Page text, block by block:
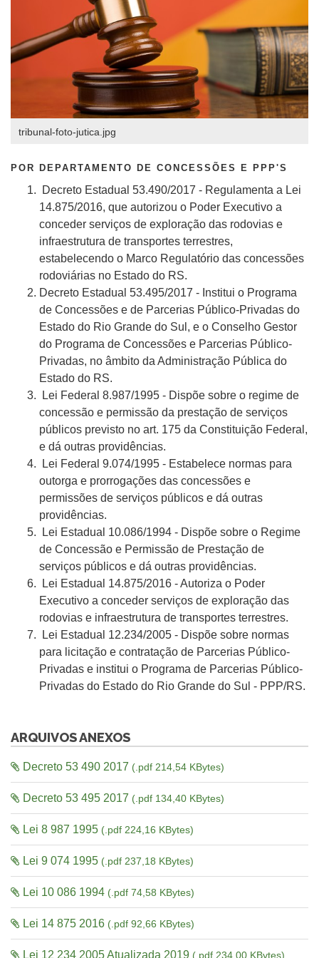
tribunal-foto-jutica.jpg
POR DEPARTAMENTO DE CONCESSÕES E PPP'S
Decreto Estadual 53.490/2017 - Regulamenta a Lei
14.875/2016, que autorizou o Poder Executivo a
conceder serviços de exploração das rodovias e
infraestrutura de transportes terrestres,
estabelecendo o Marco Regulatório das concessões
rodoviárias no Estado do RS.
Decreto Estadual 53.495/2017 - Institui o Programa
de Concessões e de Parcerias Público-Privadas do
Estado do Rio Grande do Sul, e o Conselho Gestor
do Programa de Concessões e Parcerias Público-
Privadas, no âmbito da Administração Pública do
Estado do RS.
Lei Federal 8.987/1995 - Dispõe sobre o regime de
concessão e permissão da prestação de serviços
públicos previsto no art. 175 da Constituição Federal,
e dá outras providências.
Lei Federal 9.074/1995 - Estabelece normas para
outorga e prorrogações das concessões e
permissões de serviços públicos e dá outras
providências.
Lei Estadual 10.086/1994 - Dispõe sobre o Regime
de Concessão e Permissão de Prestação de
serviços públicos e dá outras providências.
Lei Estadual 14.875/2016 - Autoriza o Poder
Executivo a conceder serviços de exploração das
rodovias e infraestrutura de transportes terrestres.
Lei Estadual 12.234/2005 - Dispõe sobre normas
para licitação e contratação de Parcerias Público-
Privadas e institui o Programa de Parcerias Público-
Privadas do Estado do Rio Grande do Sul - PPP/RS.
ARQUIVOS ANEXOS
Decreto 53 490 2017 (.pdf 214,54 KBytes)
Decreto 53 495 2017 (.pdf 134,40 KBytes)
Lei 8 987 1995 (.pdf 224,16 KBytes)
Lei 9 074 1995 (.pdf 237,18 KBytes)
Lei 10 086 1994 (.pdf 74,58 KBytes)
Lei 14 875 2016 (.pdf 92,66 KBytes)
Lei 12 234 2005 Atualizada 2019 (.pdf 234,00 KBytes)